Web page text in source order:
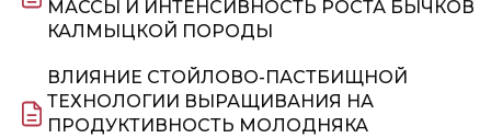
МАССЫ И ИНТЕНСИВНОСТЬ РОСТА БЫЧКОВ
КАЛМЫЦКОЙ ПОРОДЫ
ВЛИЯНИЕ СТОЙЛОВО-ПАСТБИЩНОЙ
ТЕХНОЛОГИИ ВЫРАЩИВАНИЯ НА
ПРОДУКТИВНОСТЬ МОЛОДНЯКА